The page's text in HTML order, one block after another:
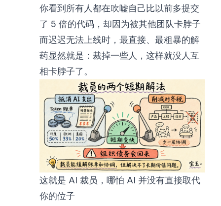
你看到所有人都在吹嘘自己比以前多提交
了 5 倍的代码，却因为被其他团队卡脖子
而迟迟无法上线时，最直接、最粗暴的解
药显然就是：裁掉一些人，这样就没人互
相卡脖子了。
这就是 AI 裁员，哪怕 AI 并没有直接取代
你的位子